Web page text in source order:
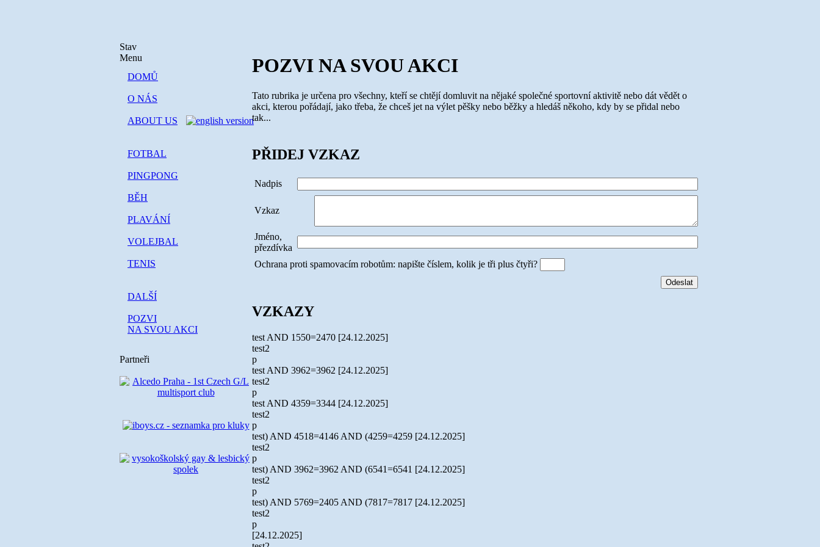
Stav
Menu
DOMŮ
O NÁS
ABOUT US
FOTBAL
PINGPONG
BĚH
PLAVÁNÍ
VOLEJBAL
TENIS
DALŠÍ
POZVI
NA SVOU AKCI
Partneři
POZVI NA SVOU AKCI
Tato rubrika je určena pro všechny, kteří se chtějí domluvit na nějaké společné sportovní aktivitě nebo dát vědět o
akci, kterou pořádají, jako třeba, že chceš jet na výlet pěšky nebo běžky a hledáš někoho, kdy by se přidal nebo
tak...
PŘIDEJ VZKAZ
Nadpis
Vzkaz
Jméno,
přezdívka
Ochrana proti spamovacím robotům: napište číslem, kolik je tři plus čtyři?
VZKAZY
test AND 1550=2470 [24.12.2025]
test2
p
test AND 3962=3962 [24.12.2025]
test2
p
test AND 4359=3344 [24.12.2025]
test2
p
test) AND 4518=4146 AND (4259=4259 [24.12.2025]
test2
p
test) AND 3962=3962 AND (6541=6541 [24.12.2025]
test2
p
test) AND 5769=2405 AND (7817=7817 [24.12.2025]
test2
p
[24.12.2025]